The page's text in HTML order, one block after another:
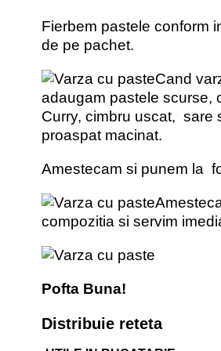
Fierbem pastele conform
de pe pachet.
Cand
adaugam pastele scurse,
Curry, cimbru uscat, sare
proaspat macinat.
Amestecam si punem la
compozitia si servim
Pofta Buna!
Distribuie reteta